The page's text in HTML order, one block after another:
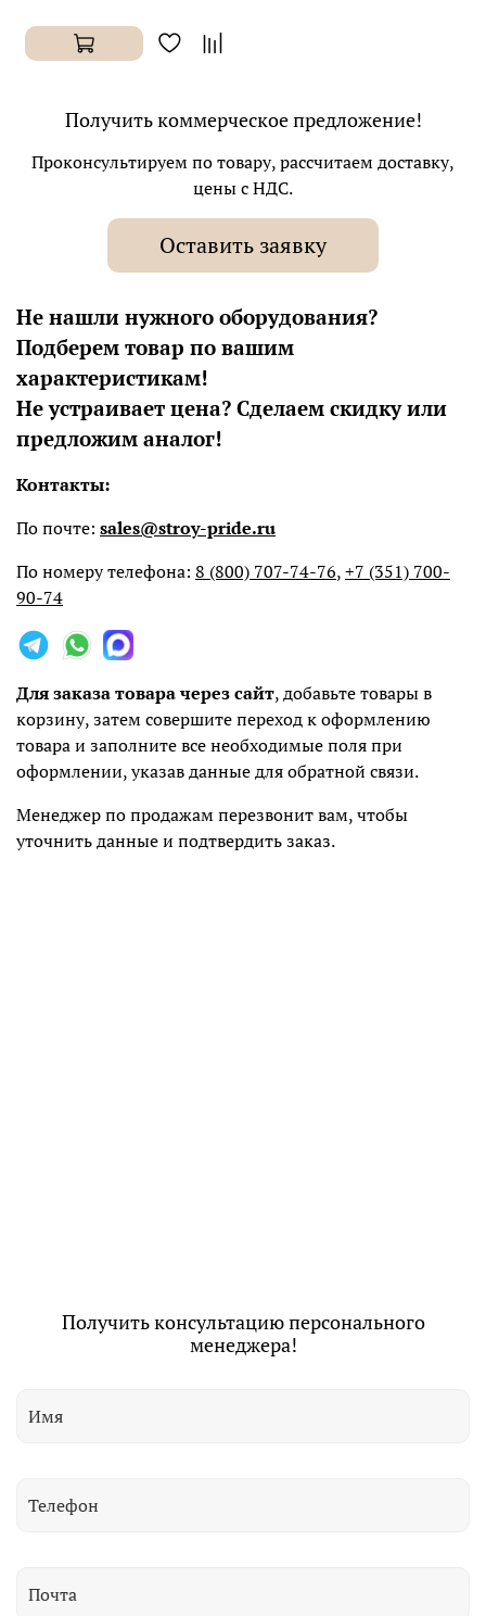
Получить коммерческое предложение!
Проконсультируем по товару, рассчитаем доставку,
цены с НДС.
Оставить заявку
Не нашли нужного оборудования?
Подберем товар по вашим
характеристикам!
Не устраивает цена? Сделаем скидку или
предложим аналог!
Контакты:
По почте: sales@stroy-pride.ru
По номеру телефона: 8 (800) 707-74-76,+7 (351) 700-
90-74
Для заказа товара через сайт, добавьте товары в
корзину, затем совершите переход к оформлению
товара и заполните все необходимые поля при
оформлении, указав данные для обратной связи.
Менеджер по продажам перезвонит вам, чтобы
уточнить данные и подтвердить заказ.
Получить консультацию персонального
менеджера!